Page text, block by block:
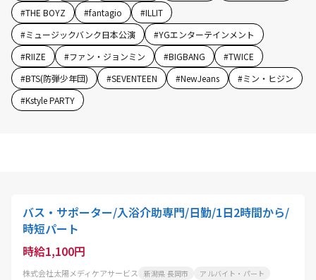
#THE BOYZ #fantagio #ILLIT
#ミュージックバンク日本公演 #YGエンターテインメント
#RIIZE #ファン・ジョンミン #BIGBANG #TWICE
#BTS(防弾少年団) #SEVENTEEN #NewJeans #ミン・ヒジン
#Kstyle PARTY
バス・サポーター/入浴介助専門/日勤/1日2時間から/
時短パート
時給1,100円
株式会社太陽メディケアサービス 新潟県 長岡市 アルバイト・パート